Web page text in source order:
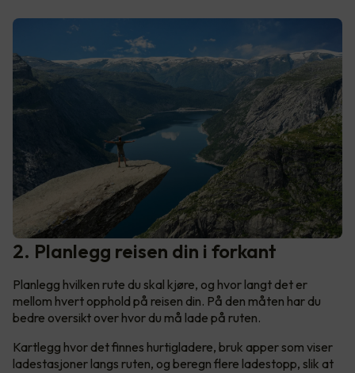
2. Planlegg reisen din i forkant
Planlegg hvilken rute du skal kjøre, og hvor langt det er
mellom hvert opphold på reisen din. På den måten har du
bedre oversikt over hvor du må lade på ruten.
Kartlegg hvor det finnes hurtigladere, bruk apper som viser
ladestasjoner langs ruten, og beregn flere ladestopp, slik at